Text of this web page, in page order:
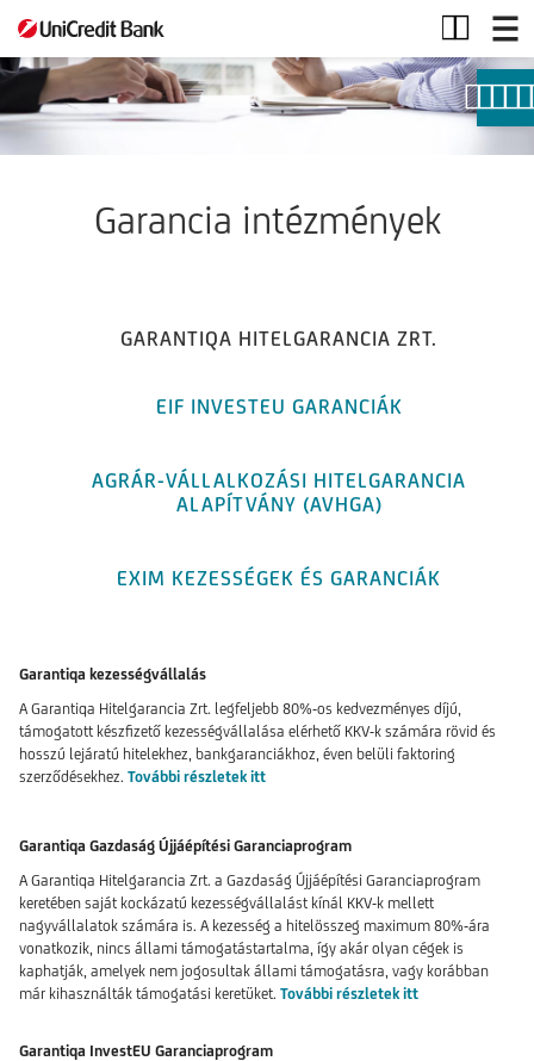
Garancia
intézmények
Garancia intézmények
GARANTIQA HITELGARANCIA ZRT.
EIF INVESTEU GARANCIÁK
AGRÁR-VÁLLALKOZÁSI HITELGARANCIA
ALAPÍTVÁNY (AVHGA)
EXIM KEZESSÉGEK ÉS GARANCIÁK
Garantiqa kezességvállalás
A Garantiqa Hitelgarancia Zrt. legfeljebb 80%-os kedvezményes díjú,
támogatott készfizető kezességvállalása elérhető KKV-k számára rövid és
hosszú lejáratú hitelekhez, bankgaranciákhoz, éven belüli faktoring
szerződésekhez. További részletek itt
Garantiqa Gazdaság Újjáépítési Garanciaprogram
A Garantiqa Hitelgarancia Zrt. a Gazdaság Újjáépítési Garanciaprogram
keretében saját kockázatú kezességvállalást kínál KKV-k mellett
nagyvállalatok számára is. A kezesség a hitelösszeg maximum 80%-ára
vonatkozik, nincs állami támogatástartalma, így akár olyan cégek is
kaphatják, amelyek nem jogosultak állami támogatásra, vagy korábban
már kihasználták támogatási keretüket. További részletek itt
Garantiqa InvestEU Garanciaprogram